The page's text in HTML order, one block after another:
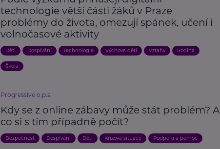
technologie větší části žáků v Praze
problémy do života, omezují spánek, učení i
volnočasové aktivity
Děti Dospívání Technologie Výchova dětí Vztahy Rodina
Škola
Progressive o.p.s.
Kdy se z online zábavy může stát problém? A
co si s tím případně počít?
Bezpečnost Dospívání Děti Krizová situace Podpora a pomoc